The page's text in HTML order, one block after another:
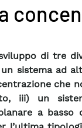
di tre
sistema ad
che
iii) un
a